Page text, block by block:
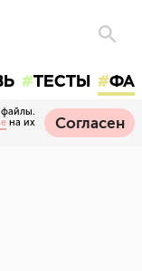
ТЕСТЫ
на их
Согласен